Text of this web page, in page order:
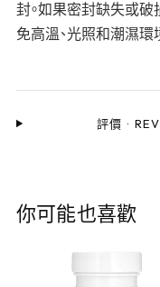
封。如果密封缺失或破
免高溫、光照和潮濕環
評價 ·
你可能也喜歡